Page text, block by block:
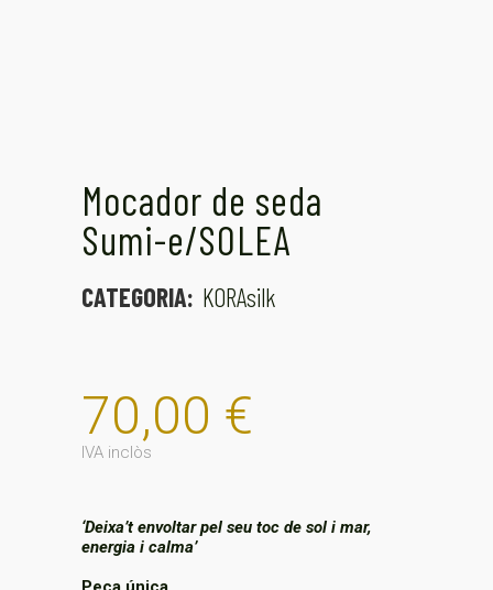
Mocador de seda
Sumi-e/SOLEA
CATEGORIA: KORAsilk
70,00 €
IVA inclòs
‘Deixa’t envoltar pel seu toc de sol i mar,
energia i calma’